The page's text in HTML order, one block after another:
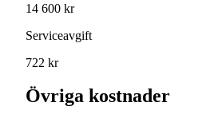
14 600 kr
Serviceavgift
722 kr
Övriga kostnader